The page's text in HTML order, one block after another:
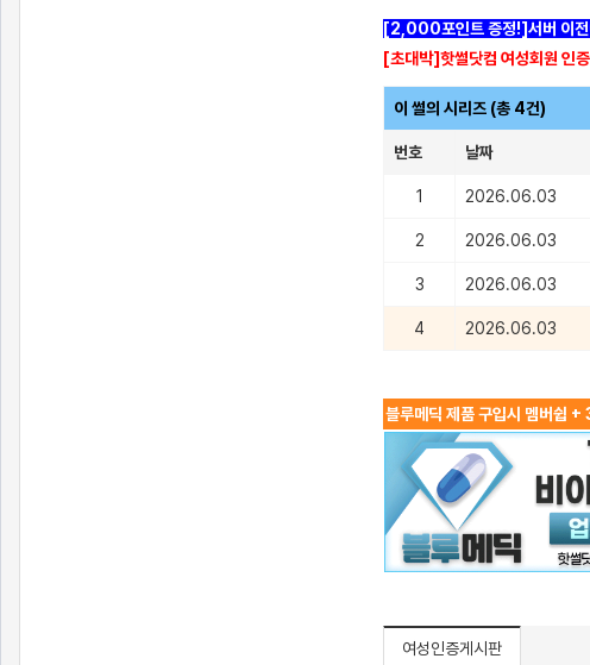
[2,000포인트 증정!]서버 이전
[초대박]핫썰닷컴 여성회원 인
이 썰의 시리즈 (총 4건)
번호 날짜
1 2026.06.03
2 2026.06.03
3 2026.06.03
4 2026.06.03
블루메딕 제품 구입시 멤버쉽
여성인증게시판